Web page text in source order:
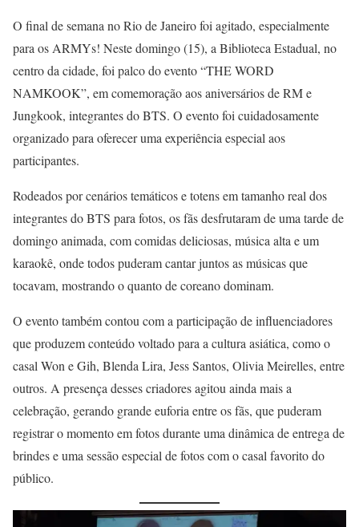
O final de semana no Rio de Janeiro foi agitado, especialmente
para os ARMYs! Neste domingo (15), a Biblioteca Estadual, no
centro da cidade, foi palco do evento “THE WORD
NAMKOOK”, em comemoração aos aniversários de RM e
Jungkook, integrantes do BTS. O evento foi cuidadosamente
organizado para oferecer uma experiência especial aos
participantes.
Rodeados por cenários temáticos e totens em tamanho real dos
integrantes do BTS para fotos, os fãs desfrutaram de uma tarde de
domingo animada, com comidas deliciosas, música alta e um
karaokê, onde todos puderam cantar juntos as músicas que
tocavam, mostrando o quanto de coreano dominam.
O evento também contou com a participação de influenciadores
que produzem conteúdo voltado para a cultura asiática, como o
casal Won e Gih, Blenda Lira, Jess Santos, Olivia Meirelles, entre
outros. A presença desses criadores agitou ainda mais a
celebração, gerando grande euforia entre os fãs, que puderam
registrar o momento em fotos durante uma dinâmica de entrega de
brindes e uma sessão especial de fotos com o casal favorito do
público.